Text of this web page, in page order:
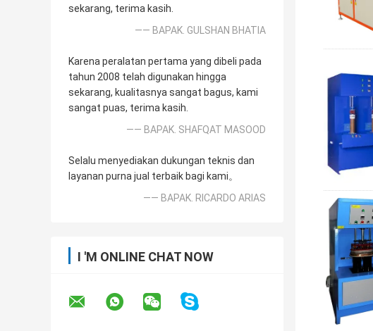
sekarang, terima kasih.
—— BAPAK. GULSHAN BHATIA
Karena peralatan pertama yang dibeli pada
tahun 2008 telah digunakan hingga
sekarang, kualitasnya sangat bagus, kami
sangat puas, terima kasih.
—— BAPAK. SHAFQAT MASOOD
Selalu menyediakan dukungan teknis dan
layanan purna jual terbaik bagi kami。
—— BAPAK. RICARDO ARIAS
I 'M ONLINE CHAT NOW